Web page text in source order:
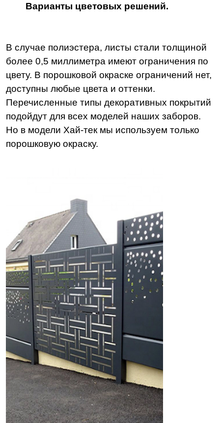
Варианты цветовых решений.
В случае полиэстера, листы стали толщиной
более 0,5 миллиметра имеют ограничения по
цвету. В порошковой окраске ограничений нет,
доступны любые цвета и оттенки.
Перечисленные типы декоративных покрытий
подойдут для всех моделей наших заборов.
Но в модели Хай-тек мы используем только
порошковую окраску.